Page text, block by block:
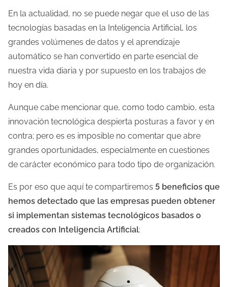
l
a
r
d
a
En la actualidad, no se puede negar que el uso de las
tecnologías basadas en la Inteligencia Artificial, los
grandes volúmenes de datos y el aprendizaje
automático se han convertido en parte esencial de
nuestra vida diaria y por supuesto en los trabajos de
hoy en día.
Aunque cabe mencionar que, como todo cambio, esta
innovación tecnológica despierta posturas a favor y en
contra; pero es es imposible no comentar que abre
grandes oportunidades, especialmente en cuestiones
de carácter económico para todo tipo de organización.
Es por eso que aquí te compartiremos 5 beneficios que
hemos detectado que las empresas pueden obtener
si implementan sistemas tecnológicos basados o
creados con Inteligencia Artificial: